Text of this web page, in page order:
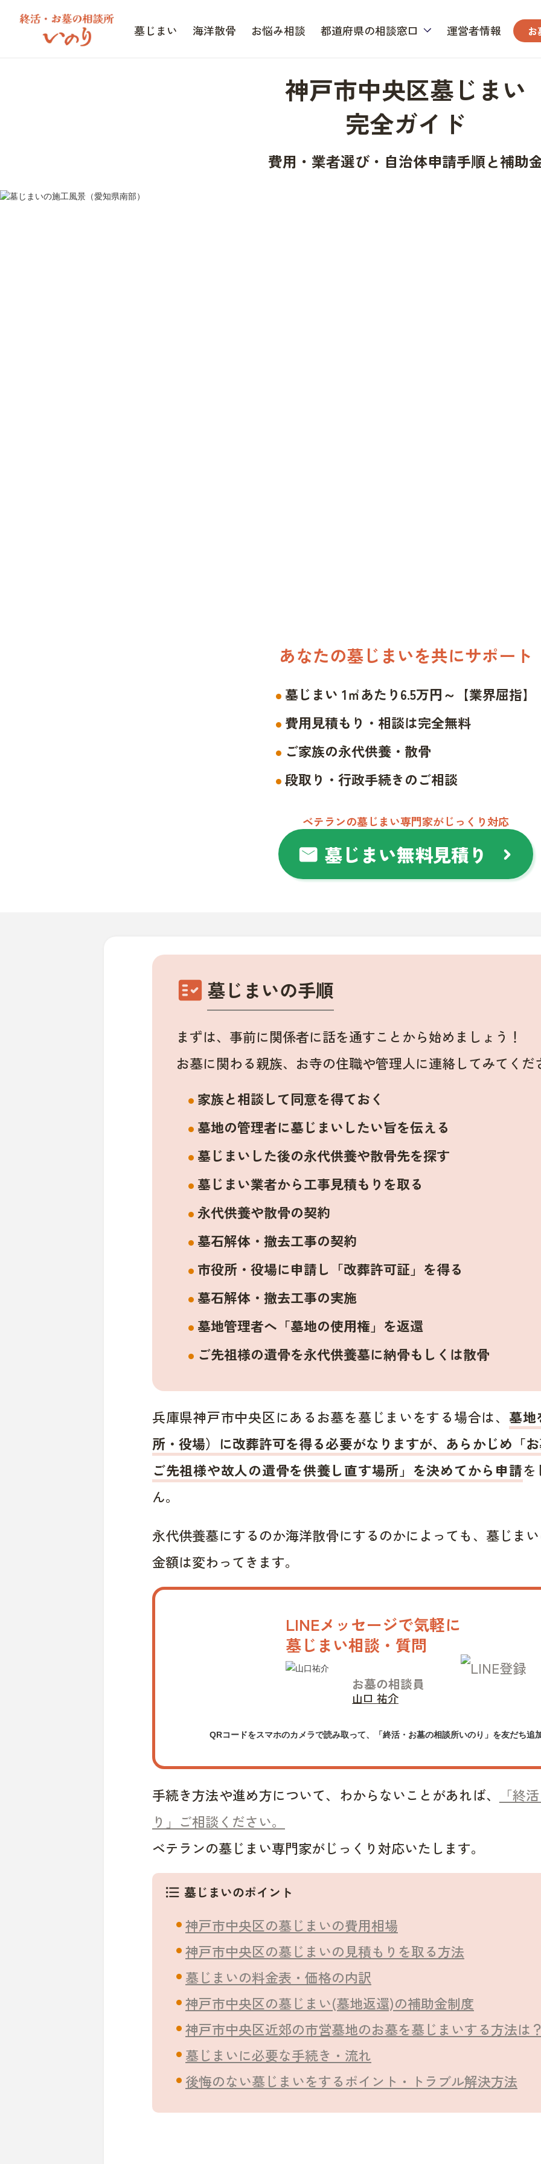
墓じまい 海洋散骨 お悩み相談 都道府県の相談窓口 運営者情報 お
神戸市中央区墓じまい
完全ガイド
費用・業者選び・自治体申請手順と補助
あなたの墓じまいを共にサポート
墓じまい 1㎡あたり6.5万円～【業界屈指】
費用見積もり・相談は完全無料
ご家族の永代供養・散骨
段取り・行政手続きのご相談
ベテランの墓じまい専門家がじっくり対応
mail 墓じまい無料見積り chevron_right
fact_check 墓じまいの手順
まずは、事前に関係者に話を通すことから始めましょう！
お墓に関わる親族、お寺の住職や管理人に連絡してみてくだ
家族と相談して同意を得ておく
墓地の管理者に墓じまいしたい旨を伝える
墓じまいした後の永代供養や散骨先を探す
墓じまい業者から工事見積もりを取る
永代供養や散骨の契約
墓石解体・撤去工事の契約
市役所・役場に申請し「改葬許可証」を得る
墓石解体・撤去工事の実施
墓地管理者へ「墓地の使用権」を返還
ご先祖様の遺骨を永代供養墓に納骨もしくは散骨
兵庫県神戸市中央区にあるお墓を墓じまいをする場合は、 墓地
所・役場）に改葬許可を得る必要がなりますが、あらかじめ「
ご先祖様や故人の遺骨を供養し直す場所」を決めてから申請
ん。
永代供養墓にするのか海洋散骨にするのかによっても、墓じま
金額は変わってきます。
LINEメッセージで気軽に
墓じまい相談・質問
お墓の相談員
山口 祐介
QRコードをスマホのカメラで読み取って、「終活・お墓の相談所いのり」を友だち追
手続き方法や進め方について、わからないことがあれば、
「終
り」ご相談ください。
ベテランの墓じまい専門家がじっくり対応いたします。
format_list_bulleted 墓じまいのポイント
神戸市中央区の墓じまいの費用相場
神戸市中央区の墓じまいの見積もりを取る方法
墓じまいの料金表・価格の内訳
神戸市中央区の墓じまい(墓地返還)の補助金制度
神戸市中央区近郊の市営墓地のお墓を墓じまいする方法は
墓じまいに必要な手続き・流れ
後悔のない墓じまいをするポイント・トラブル解決方法